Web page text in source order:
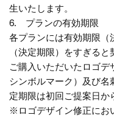
生いたします。
6. プランの有効期限
各プランには有効期限（
（決定期限）をすぎると
ご購入いただいたロゴデ
シンボルマーク）及び
定期限は初回ご提案日か
※ロゴデザイン修正にお